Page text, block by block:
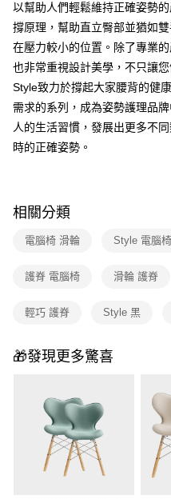
以幫助人們輕鬆維持正確姿勢
撐原理，幫助直立臀部並猶如
在壓力較小的位置。除了專業
也非常重視設計美學，不只讓
Style致力於撐起大家腰背的健
需求的系列，成為姿勢護理品
人的生活習慣，發展出更多不
時的正確姿勢。
相關分類
電腦椅 滑輪 Style 電腦椅
護脊 電腦椅 滑輪 護脊
輕巧 護脊 Style 黑
🎁發現更多驚喜